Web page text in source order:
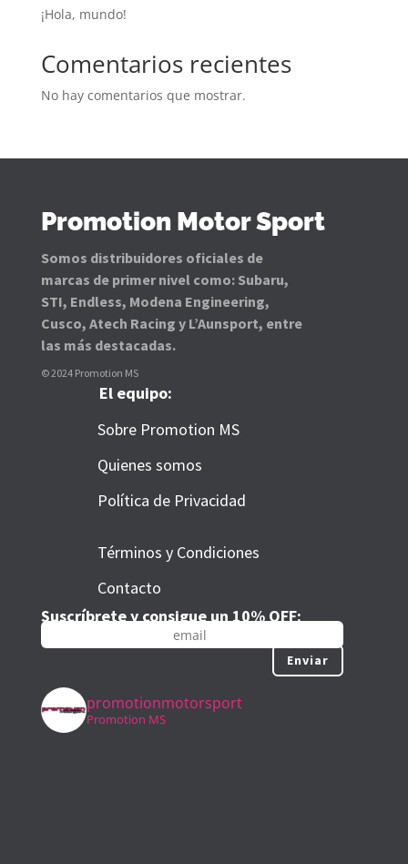
¡Hola, mundo!
Comentarios recientes
No hay comentarios que mostrar.
Promotion Motor Sport
Somos distribuidores oficiales de
marcas de primer nivel como: Subaru,
STI, Endless, Modena Engineering,
Cusco, Atech Racing y L’Aunsport, entre
las más destacadas.
© 2024 Promotion MS
El equipo:
Sobre Promotion MS
Quienes somos
Política de Privacidad
Términos y Condiciones
Contacto
Suscríbrete y consigue un 10% OFF:
Enviar
promotionmotorsport
Promotion MS